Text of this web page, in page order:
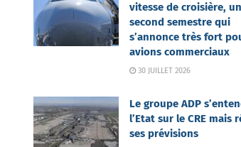
vitesse de croisière, un
second semestre qui
s’annonce très fort
avions commerciaux
30 JUILLET 2026
Le groupe ADP
l’Etat sur le CRE mais
ses prévisions